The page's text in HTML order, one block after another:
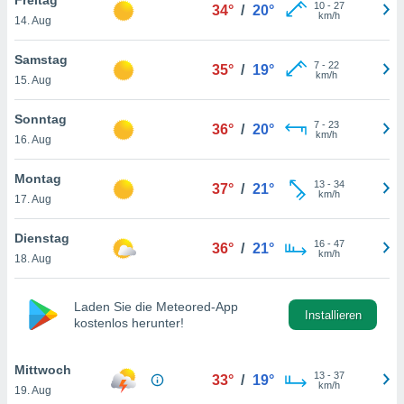
oder
Partner
es uns
das
der
Profil zu
Ihnen
finden
. Sie
jederzeit
Sie
14. Aug
34° / 20° 10- 27
km/h
Samstag
15. Aug
35° / 19° 7- 22
km/h
Sonntag
16. Aug
36° / 20° 7- 23
km/h
Montag
17. Aug
37° / 21° 13- 34
km/h
Dienstag
18. Aug
36° / 21° 16- 47
km/h
Laden Sie die Meteored-App
kostenlos herunter!
Installieren
Mittwoch
19. Aug
33° / 19° 13- 37
km/h